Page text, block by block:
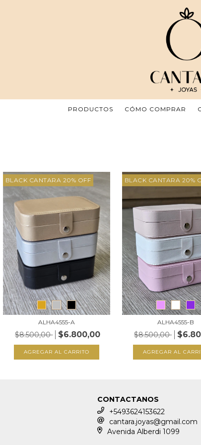
PRODUCTOS CÓMO COMPRAR
BLACK CANTARA 20% OFF
ALHA4555-A
$8.500,00 $6.800,00
AGREGAR AL CARRITO
BLACK CANTARA 20%
ALHA4555-B
$8.500,00
AGREGAR AL
CONTACTANOS
+5493624153622
cantara.joyas@gmail.com
Avenida Alberdi 1099